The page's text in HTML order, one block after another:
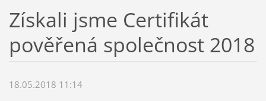
Získali jsme Certifikát
pověřená společnost 2018
18.05.2018 11:14